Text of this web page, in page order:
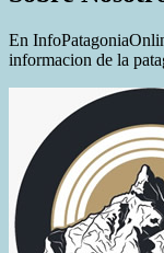
En
informacion de la